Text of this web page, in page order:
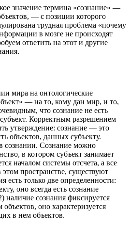
значение термина «сознание» —
— с позиции которого
трудная проблема «почему
в мозге не происходят
ответить на этот и другие
мира на онтологические
— на то, кому дан мир, и то,
что сознание не есть
Корректным разрешением
утверждение: сознание — это
объектов, данных субъекту.
сознании. Сознание можно
в котором субъект занимает
началом системы отсчета, а все
пространстве, существуют
есть только две определенности:
оно всегда есть сознание
наличие сознания фиксируется
оно характеризуется
в нем объектов.